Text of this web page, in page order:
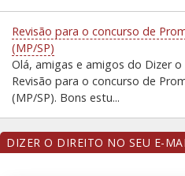
Revisão para o concurso de
(MP/SP)
Olá, amigas e amigos do Dizer
Revisão para o concurso de
(MP/SP). Bons estu...
DIZER O DIREITO NO SEU E-